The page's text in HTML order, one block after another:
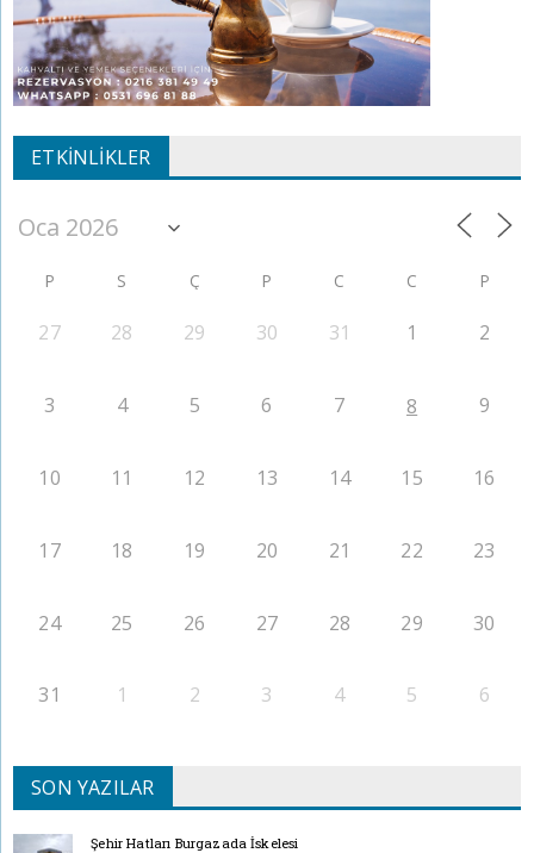
ETKINLIKLER
P S Ç P C C P
27 28 29 30 31 1 2
3 4 5 6 7 8 9
10 11 12 13 14 15 16
17 18 19 20 21 22 23
24 25 26 27 28 29 30
31 1 2 3 4 5 6
SON YAZILAR
Şehir Hatları Burgazada İskelesi